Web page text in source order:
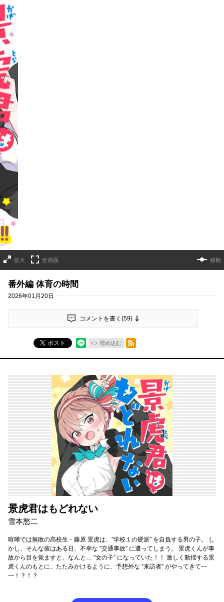
拡大 全画面 移動
番外編 体育の時間
2026年01月20日
コメントを書く(59)
ポスト 埋め込む
RSSフィード
景虎君はもどれない
雪本愁二
喧嘩では無敗の高校生・藤原 景虎は、”学校１の硬派” を自負する男の子。 し
かし、そんな彼はある日、不幸な ”交通事故” に遭ってしまう。 景虎くんが事
故から目を覚ますと、なんと… ”女の子” になっていた！！ 激しく動揺する景
虎くんのもとに、たたみかけるように、予想外な ”来訪者” がやってきて―
―！？！？